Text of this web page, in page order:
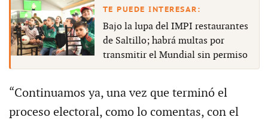
Bajo la lupa del IMPI restaurantes
de Saltillo; habrá multas por
transmitir el Mundial sin permiso
“Continuamos ya, una vez que terminó el
proceso electoral, como lo comentas, con el